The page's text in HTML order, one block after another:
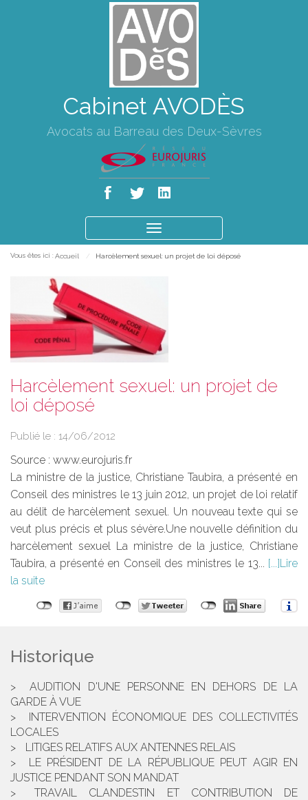
Cabinet AVODÈS
Avocats au Barreau des Deux-Sèvres
le
Vous êtes ici : Accueil Harcèlement sexuel: un projet de loi déposé
Harcèlement sexuel: un projet de
loi déposé
Publié le : 14/06/2012
Source : www.eurojuris.fr
La ministre de la justice, Christiane Taubira, a présenté en
Conseil des ministres le 13 juin 2012, un projet de loi relatif
au délit de harcèlement sexuel. Un nouveau texte qui se
veut plus précis et plus sévère.Une nouvelle définition du
harcèlement sexuel La ministre de la justice, Christiane
Taubira, a présenté en Conseil des ministres le 13...
Lire
la suite
Historique
AUDITION D'UNE PERSONNE EN DEHORS DE LA
GARDE À VUE
INTERVENTION ÉCONOMIQUE DES COLLECTIVITÉS
LOCALES
LITIGES RELATIFS AUX ANTENNES RELAIS
LE PRÉSIDENT DE LA RÉPUBLIQUE PEUT AGIR EN
JUSTICE PENDANT SON MANDAT
TRAVAIL CLANDESTIN ET CONTRIBUTION DE